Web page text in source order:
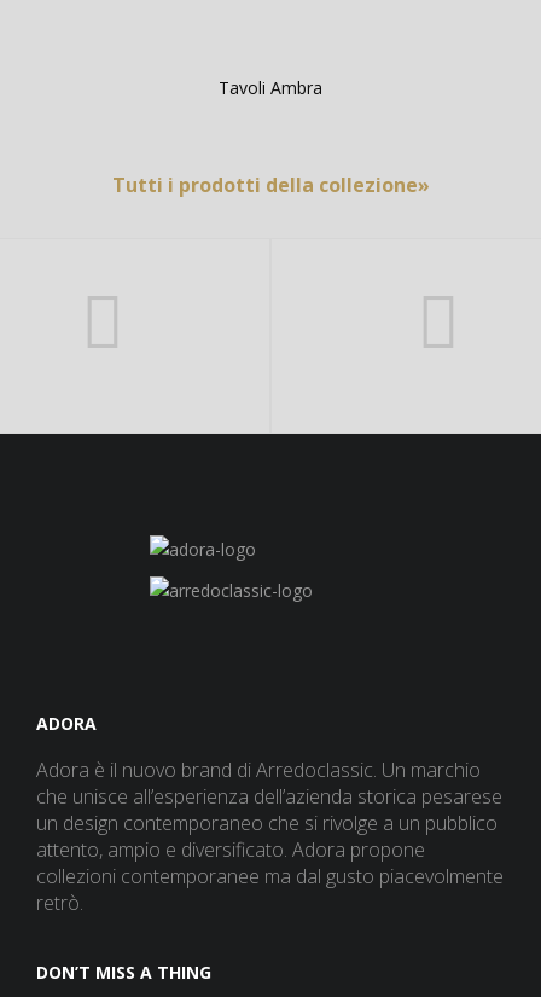
Tavoli Ambra
Tutti i prodotti della collezione»
ADORA
Adora è il nuovo brand di Arredoclassic. Un marchio
che unisce all’esperienza dell’azienda storica pesarese
un design contemporaneo che si rivolge a un pubblico
attento, ampio e diversificato. Adora propone
collezioni contemporanee ma dal gusto piacevolmente
retrò.
DON’T MISS A THING